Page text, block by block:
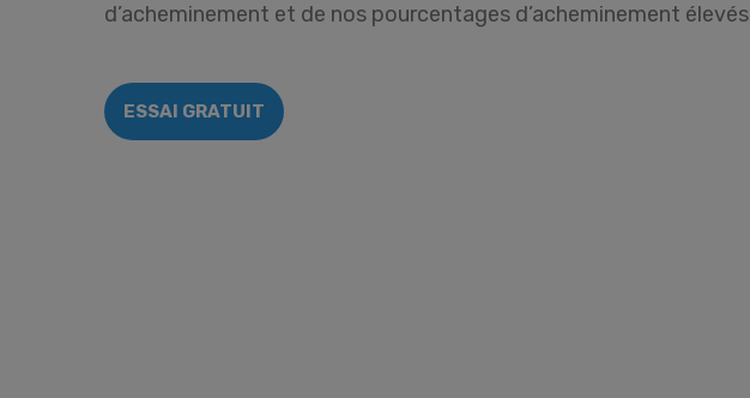
d’acheminement et de nos pourcentages d’acheminement élevés
ESSAI GRATUIT